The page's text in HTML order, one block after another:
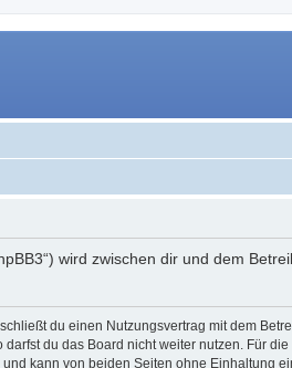
wird zwischen dir und dem
schließt du einen Nutzungsvertrag mit dem
du das Board nicht weiter nutzen. Für
kann von beiden Seiten ohne Einhaltung